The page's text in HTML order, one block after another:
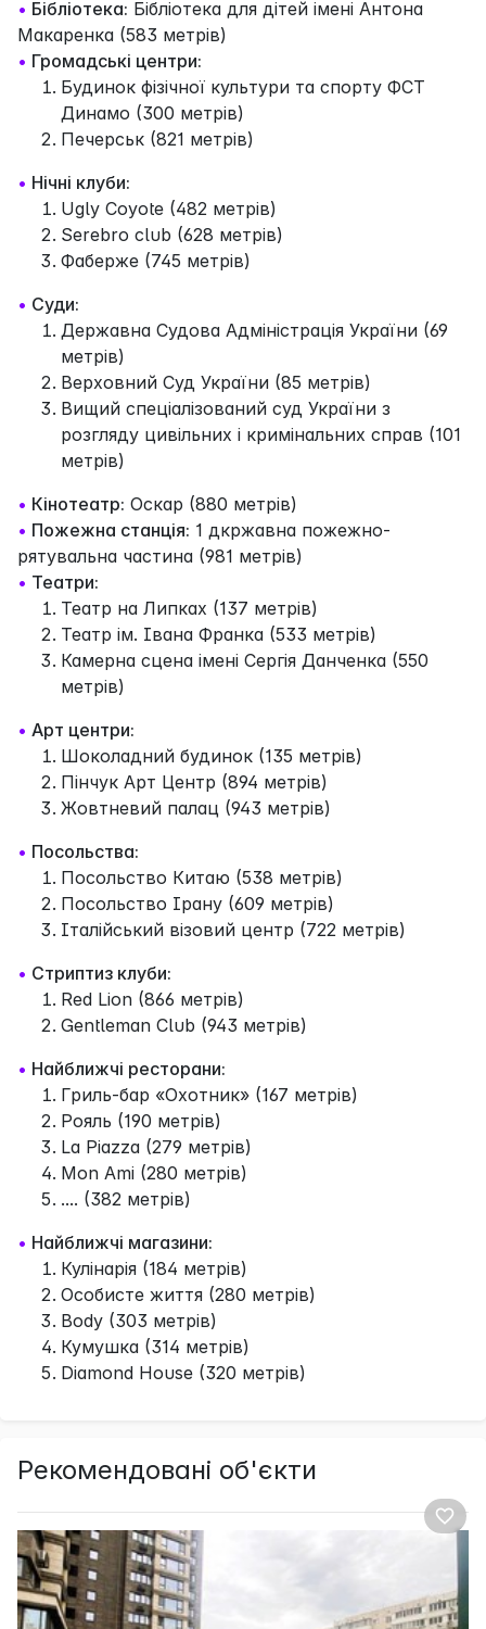
• Бібліотека: Бібліотека для дітей імені Антона
Макаренка (583 метрів)
• Громадські центри:
Будинок фізічної культури та спорту ФСТ
Динамо (300 метрів)
Печерськ (821 метрів)
• Нічні клуби:
Ugly Coyote (482 метрів)
Serebro club (628 метрів)
Фаберже (745 метрів)
• Суди:
Державна Судова Адміністрація України (69
метрів)
Верховний Суд України (85 метрів)
Вищий спеціалізований суд України з
розгляду цивільних і кримінальних справ (101
метрів)
• Кінотеатр: Оскар (880 метрів)
• Пожежна станція: 1 дкржавна пожежно-
рятувальна частина (981 метрів)
• Театри:
Театр на Липках (137 метрів)
Театр ім. Івана Франка (533 метрів)
Камерна сцена імені Сергія Данченка (550
метрів)
• Арт центри:
Шоколадний будинок (135 метрів)
Пінчук Арт Центр (894 метрів)
Жовтневий палац (943 метрів)
• Посольства:
Посольство Китаю (538 метрів)
Посольство Ірану (609 метрів)
Італійський візовий центр (722 метрів)
• Стриптиз клуби:
Red Lion (866 метрів)
Gentleman Club (943 метрів)
• Найближчі ресторани:
Гриль-бар «Охотник» (167 метрів)
Рояль (190 метрів)
La Piazza (279 метрів)
Mon Ami (280 метрів)
.... (382 метрів)
• Найближчі магазини:
Кулінарія (184 метрів)
Особисте життя (280 метрів)
Body (303 метрів)
Кумушка (314 метрів)
Diamond House (320 метрів)
Рекомендовані об'єкти